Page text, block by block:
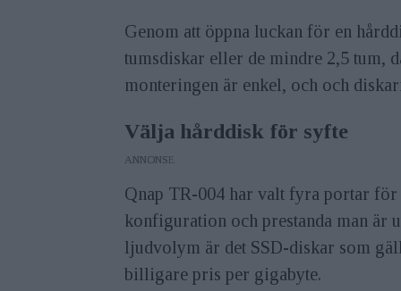
Genom att öppna luckan för en
tumsdiskar eller de mindre 2,5 tum,
monteringen är enkel, och och
Välja hårddisk för syfte
ANNONS
Qnap TR-004 har valt fyra portar
konfiguration och prestanda man är
ljudvolym är det SSD-diskar som
billigare pris per gigabyte.